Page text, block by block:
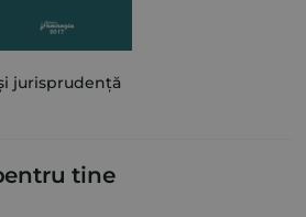
jurisprudență
tine